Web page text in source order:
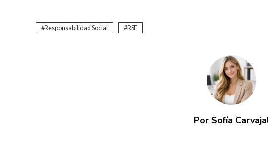
Responsabilidad Social RSE
Por Sofía